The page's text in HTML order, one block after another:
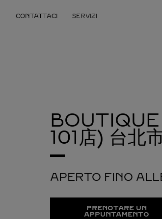
CONTATTACI SERVIZI
101店) 台北
APERTO FINO
PRENOTARE UN
APPUNTAMENTO